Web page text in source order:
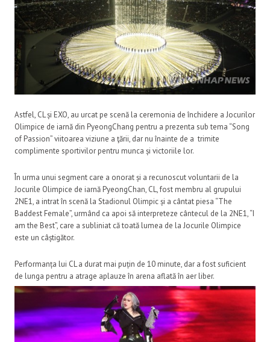
Astfel, CL și EXO, au urcat pe scenă la ceremonia de închidere a Jocurilor
Olimpice de iarnă din PyeongChang pentru a prezenta sub tema “Song
of Passion” viitoarea viziune a ţării, dar nu înainte de a trimite
complimente sportivilor pentru munca și victoriile lor.
În urma unui segment care a onorat și a recunoscut voluntarii de la
Jocurile Olimpice de iarnă PyeongChan, CL, fost membru al grupului
2NE1, a intrat în scenă la Stadionul Olimpic și a cântat piesa “The
Baddest Female”, urmând ca apoi să interpreteze cântecul de la 2NE1, “I
am the Best”, care a subliniat că toată lumea de la Jocurile Olimpice
este un câștigător.
Performanța lui CL a durat mai puțin de 10 minute, dar a fost suficient
de lunga pentru a atrage aplauze în arena aflată în aer liber.